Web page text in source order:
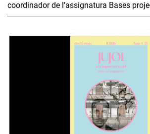
coordinador de l'assignatura Bases